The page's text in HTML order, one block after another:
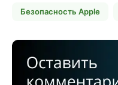
Безопасность Apple